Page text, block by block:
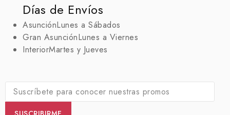
Días de Envíos
AsunciónLunes a Sábados
Gran AsunciónLunes a Viernes
InteriorMartes y Jueves